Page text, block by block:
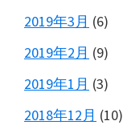
2019年3月 (6)
2019年2月 (9)
2019年1月 (3)
2018年12月 (10)